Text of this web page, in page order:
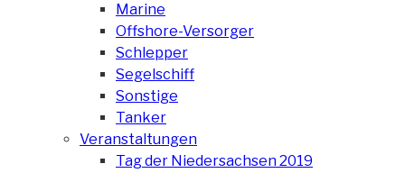
Marine
Offshore-Versorger
Schlepper
Segelschiff
Sonstige
Tanker
Veranstaltungen
Tag der Niedersachsen 2019